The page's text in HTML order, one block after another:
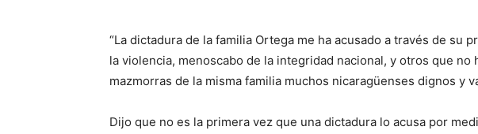
“La dictadura de la familia Ortega me ha acusado a través de
la violencia, menoscabo de la integridad nacional, y otros que
mazmorras de la misma familia muchos nicaragüenses dignos y
Dijo que no es la primera vez que una dictadura lo acusa por